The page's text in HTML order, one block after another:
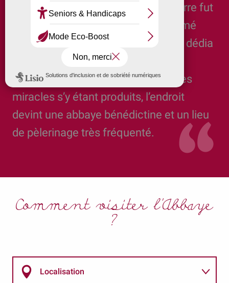
Le plus illustre des évêques d’Auxerre fut
Saint Germain, né vers 380 et nommé
évêque en 418. La reine Clotilde lui dédia
une petite basilique élevée à
l’emplacement de son tombeau. Des
miracles s’y étant produits, l’endroit
devint une abbaye bénédictine et un lieu
de pèlerinage très fréquenté.
Comment visiter l'Abbaye
?
Localisation